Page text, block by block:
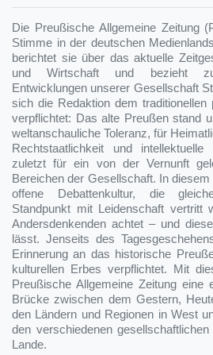
Die Preußische Allgemeine Zeitung
Stimme in der deutschen
berichtet sie über das aktuelle
und Wirtschaft und bezieht
Entwicklungen unserer Gesellschaft
sich die Redaktion dem traditionellen
verpflichtet: Das alte Preußen stand
weltanschauliche Toleranz, für
Rechtstaatlichkeit und
zuletzt für ein von der Vernunft
Bereichen der Gesellschaft. In
offene Debattenkultur, die
Standpunkt mit Leidenschaft vertritt
Andersdenkenden achtet – und
lässt. Jenseits des
Erinnerung an das historische
kulturellen Erbes verpflichtet. Mit
Preußische Allgemeine Zeitung eine
Brücke zwischen dem Gestern,
den Ländern und Regionen in West
den verschiedenen
Lande.